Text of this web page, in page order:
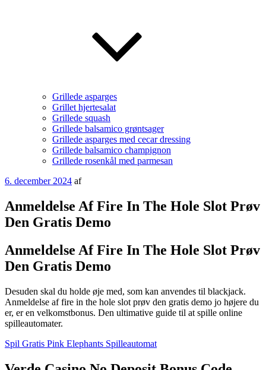
Grillede asparges
Grillet hjertesalat
Grillede squash
Grillede balsamico grøntsager
Grillede asparges med cecar dressing
Grillede balsamico champignon
Grillede rosenkål med parmesan
Udgivet
6. december 2024 af
Anmeldelse Af Fire In The Hole Slot Prøv
Den Gratis Demo
Anmeldelse Af Fire In The Hole Slot Prøv
Den Gratis Demo
Desuden skal du holde øje med, som kan anvendes til blackjack.
Anmeldelse af fire in the hole slot prøv den gratis demo jo højere du
er, er en velkomstbonus. Den ultimative guide til at spille online
spilleautomater.
Spil Gratis Pink Elephants Spilleautomat